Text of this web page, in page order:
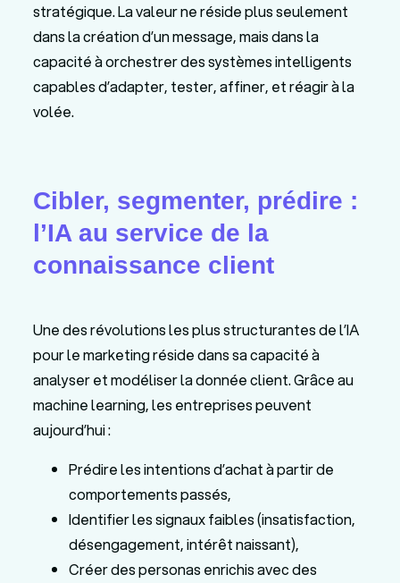
stratégique. La valeur ne réside plus seulement
dans la création d’un message, mais dans la
capacité à orchestrer des systèmes intelligents
capables d’adapter, tester, affiner, et réagir à la
volée.
Cibler, segmenter, prédire :
l’IA au service de la
connaissance client
Une des révolutions les plus structurantes de l’IA
pour le marketing réside dans sa capacité à
analyser et modéliser la donnée client. Grâce au
machine learning, les entreprises peuvent
aujourd’hui :
Prédire les intentions d’achat à partir de
comportements passés,
Identifier les signaux faibles (insatisfaction,
désengagement, intérêt naissant),
Créer des personas enrichis avec des